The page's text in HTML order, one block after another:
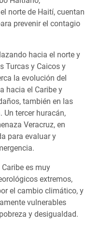
norte de Haití, cuentan
prevenir el contagio
hacia el norte y
Turcas y Caicos y
la evolución del
hacia el Caribe y
también en las
tercer huracán,
Veracruz, en
para evaluar y
es muy
extremos,
el cambio climático, y
vulnerables
y desigualdad.